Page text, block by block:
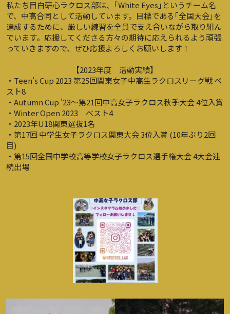
私たち目白研心ラクロス部は、｢White Eyes｣というチーム名
で、中高合同として活動しています。目標である｢全国大会｣を
達成するために、厳しい練習を全員で支え合いながら取り組ん
でいます。応援してくださる方々の期待に応えられるよう頑張
っていきますので、ぜひ応援よろしくお願いします！
【2023年度　活動実績】
・Teen's Cup 2023 第25回関東女子中高生ラクロスリーグ戦 ベ
スト8
・Autumn Cup '23～第21回中高女子ラクロス秋季大会 4位入賞
・Winter Open 2023　ベスト4
・2023年U18関東選抜1名
・第17回 中学生女子ラクロス関東大会 3位入賞 (10年ぶり2回
目)
・第15回全国中学校高等学校女子ラクロス選手権大会 4大会連
続出場